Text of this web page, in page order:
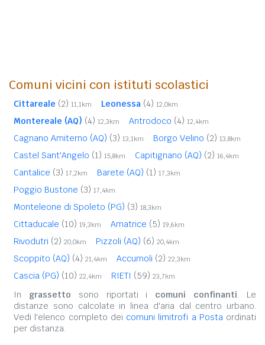
Comuni vicini con istituti scolastici
Cittareale (2) 11,1km Leonessa (4) 12,0km
Montereale (AQ) (4) 12,3km Antrodoco (4) 12,4km
Cagnano Amiterno (AQ) (3) 13,1km Borgo Velino (2) 13,8km
Castel Sant'Angelo (1) 15,8km Capitignano (AQ) (2) 16,4km
Cantalice (3) 17,2km Barete (AQ) (1) 17,3km
Poggio Bustone (3) 17,4km
Monteleone di Spoleto (PG) (3) 18,3km
Cittaducale (10) 19,3km Amatrice (5) 19,6km
Rivodutri (2) 20,0km Pizzoli (AQ) (6) 20,4km
Scoppito (AQ) (4) 21,4km Accumoli (2) 22,3km
Cascia (PG) (10) 22,4km RIETI (59) 23,7km
In grassetto sono riportati i comuni confinanti. Le
distanze sono calcolate in linea d'aria dal centro urbano.
Vedi l'elenco completo dei comuni limitrofi a Postaordinati
per distanza.